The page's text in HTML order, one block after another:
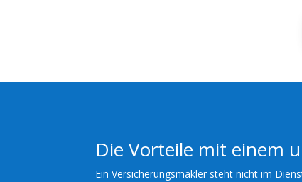
Die Vorteile mit einem
Ein Versicherungsmakler steht nicht im